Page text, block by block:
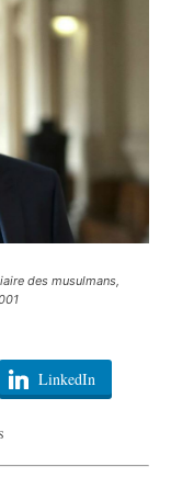
des musulmans,
LinkedIn